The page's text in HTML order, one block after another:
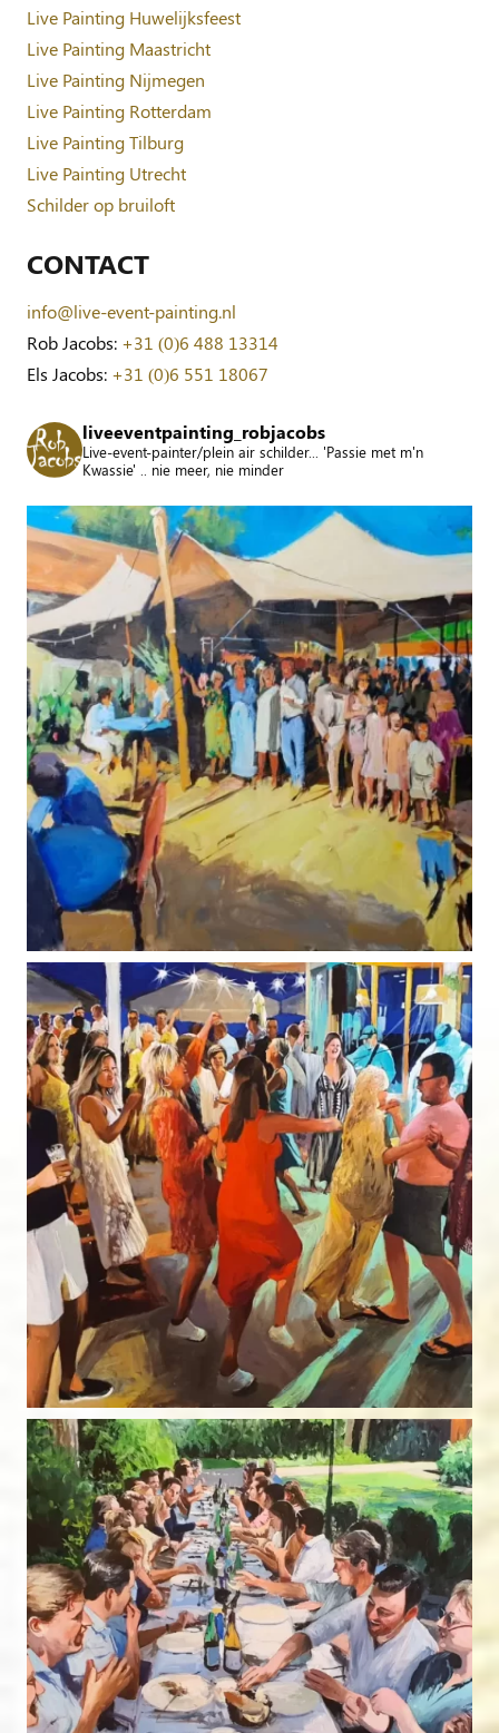
Live Painting Huwelijksfeest
Live Painting Maastricht
Live Painting Nijmegen
Live Painting Rotterdam
Live Painting Tilburg
Live Painting Utrecht
Schilder op bruiloft
CONTACT
info@live-event-painting.nl
Rob Jacobs: +31 (0)6 488 13314
Els Jacobs: +31 (0)6 551 18067
liveeventpainting_robjacobs
Live-event-painter/plein air schilder... 'Passie met m'n
Kwassie' .. nie meer, nie minder